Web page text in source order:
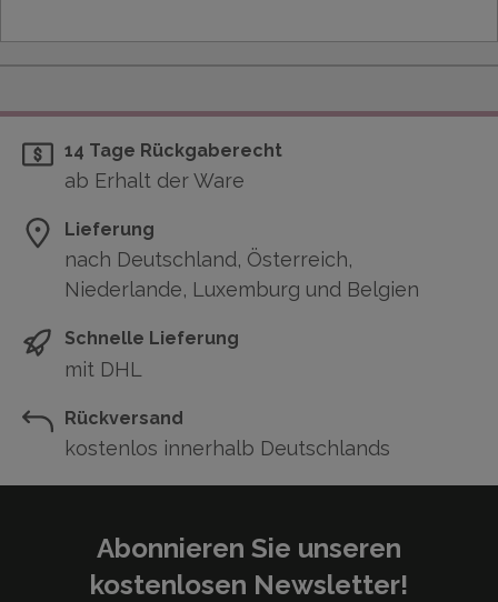
14 Tage Rückgaberecht
ab Erhalt der Ware
Lieferung
nach Deutschland, Österreich,
Niederlande, Luxemburg und Belgien
Schnelle Lieferung
mit DHL
Rückversand
kostenlos innerhalb Deutschlands
Abonnieren Sie unseren
kostenlosen Newsletter!